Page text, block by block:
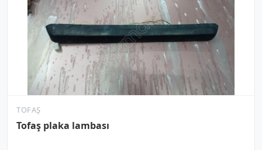
TOFAŞ
Tofaş plaka lambası